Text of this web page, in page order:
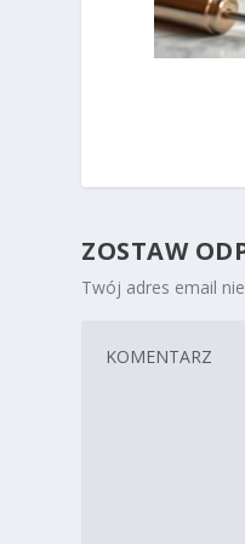
ZOSTAW
Twój adres email